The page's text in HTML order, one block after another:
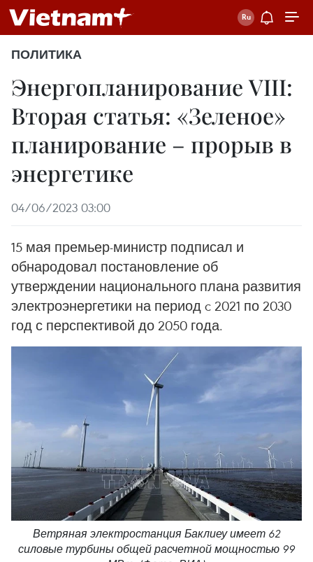
ПОЛИТИКА
Энергопланирование VIII:
Вторая статья: «Зеленое»
планирование – прорыв в
энергетике
04/06/2023 03:00
15 мая премьер-министр подписал и
обнародовал постановление об
утверждении национального плана развития
электроэнергетики на период c 2021 по 2030
год с перспективой до 2050 года.
Ветряная электростанция Баклиеу имеет 62
силовые турбины общей расчетной мощностью 99